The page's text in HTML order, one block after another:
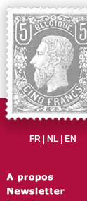
FR| NL| EN